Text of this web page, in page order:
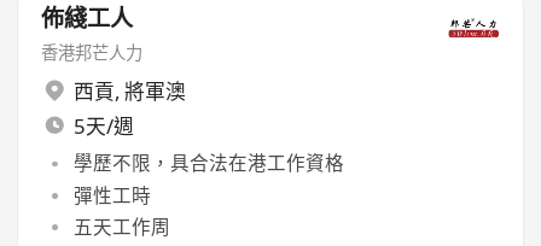
佈綫工人
香港邦芒人力
西貢, 將軍澳
5天/週
學歷不限，具合法在港工作資格
彈性工時
五天工作周